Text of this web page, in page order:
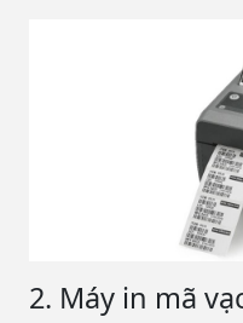
2. Máy in mã